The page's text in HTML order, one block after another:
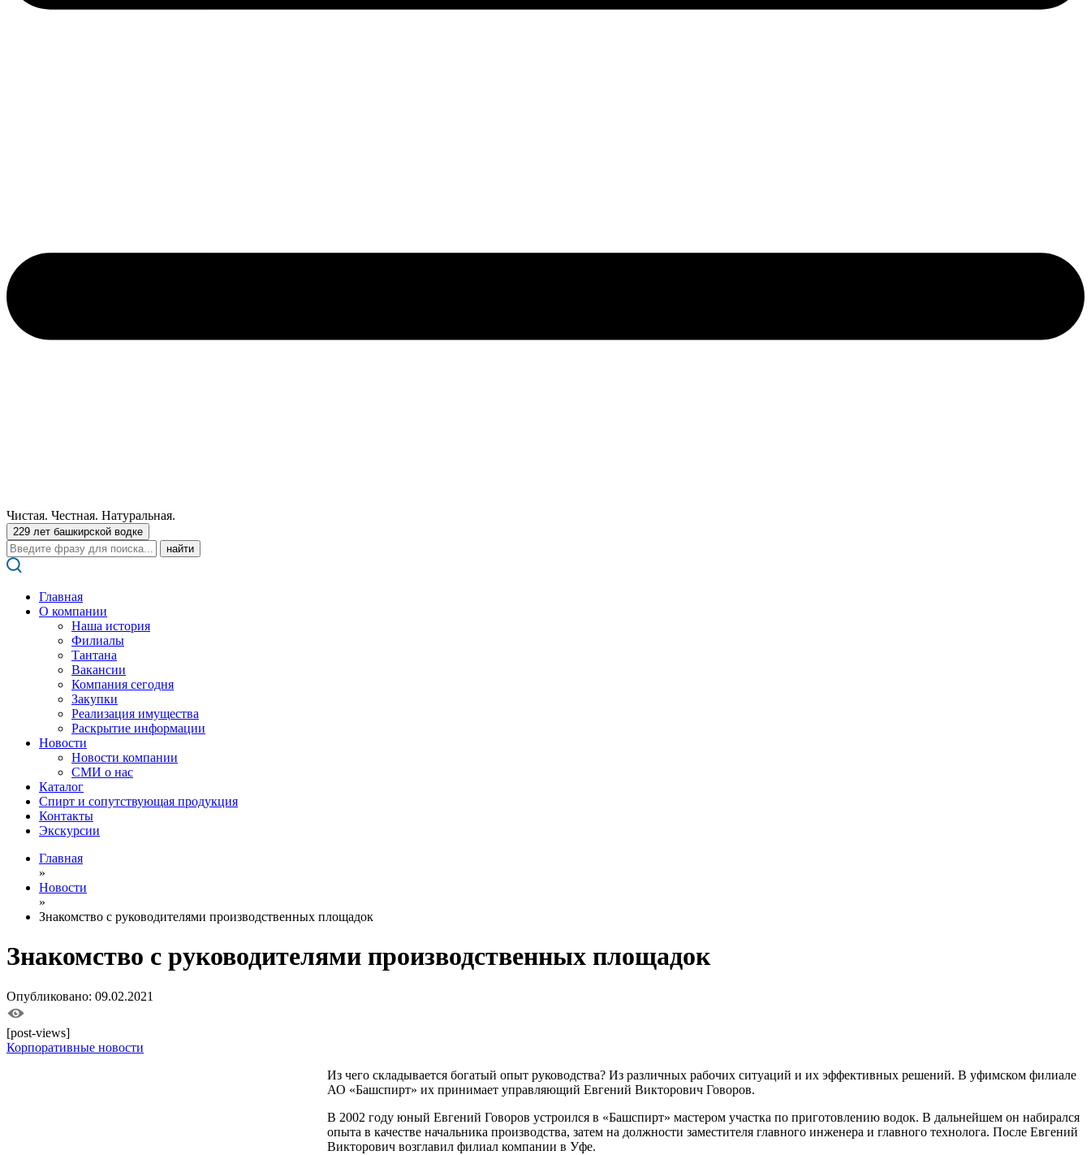
Чистая. Честная. Натуральная.
229 лет башкирской водке
Поиск:
Главная
О компании
Наша история
Филиалы
Тантана
Вакансии
Компания сегодня
Закупки
Реализация имущества
Раскрытие информации
Новости
Новости компании
СМИ о нас
Каталог
Спирт и сопутствующая продукция
Контакты
Экскурсии
Главная
»
Новости
»
Знакомство с руководителями производственных площадок
Знакомство с руководителями производственных площадок
Опубликовано: 09.02.2021
[post-views]
Корпоративные новости
Из чего складывается богатый опыт руководства? Из различных рабочих ситуаций и их эффективных решений. В уфимском филиале
АО «Башспирт» их принимает управляющий Евгений Викторович Говоров.
В 2002 году юный Евгений Говоров устроился в «Башспирт» мастером участка по приготовлению водок. В дальнейшем он набирался
опыта в качестве начальника производства, затем на должности заместителя главного инженера и главного технолога. После Евгений
Викторович возглавил филиал компании в Уфе.